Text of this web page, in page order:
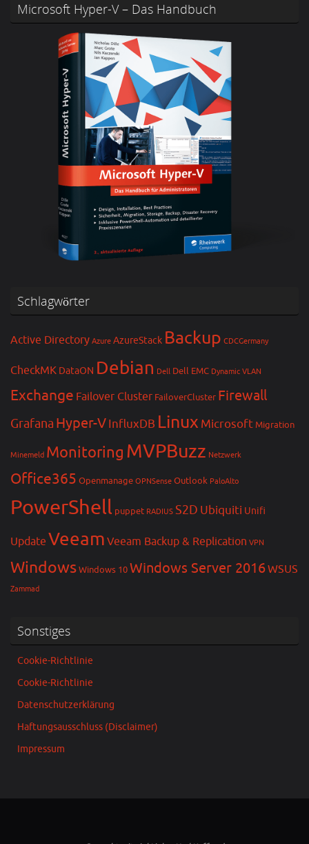
Microsoft Hyper-V – Das Handbuch
Schlagwörter
Active Directory Azure AzureStack Backup CDCGermany
CheckMK DataON Debian Dell Dell EMC Dynamic VLAN
Exchange Failover Cluster FailoverCluster Firewall
Grafana Hyper-VInfluxDB Linux Microsoft Migration
Minemeld Monitoring MVPBuzz Netzwerk
Office365 Openmanage OPNSense Outlook PaloAlto
PowerShell puppet RADIUS S2D Ubiquiti Unifi
Update Veeam Veeam Backup & Replication VPN
WindowsWindows 10Windows Server 2016WSUS
Zammad
Sonstiges
Cookie-Richtlinie
Cookie-Richtlinie
Datenschutzerklärung
Haftungsausschluss (Disclaimer)
Impressum